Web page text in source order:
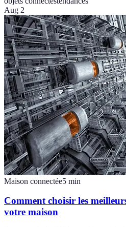
Aug 2
Maison connectée5 min
Comment choisir les
votre maison